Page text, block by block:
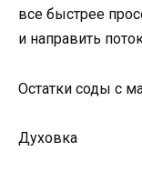
все быстрее
и направить
Остатки соды с
Духовка